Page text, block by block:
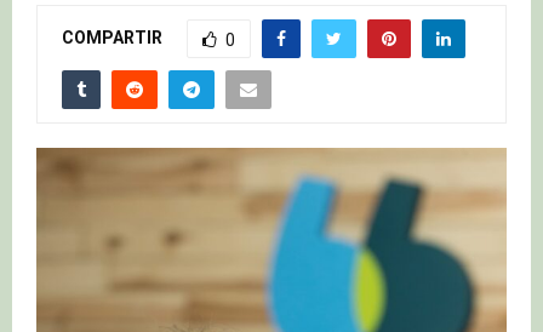
COMPARTIR 0